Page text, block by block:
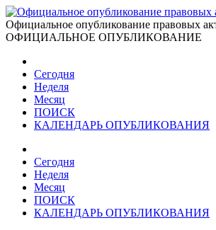
Официальное опубликование правовых
ОФИЦИАЛЬНОЕ ОПУБЛИКОВАНИЕ
Сегодня
Неделя
Месяц
ПОИСК
КАЛЕНДАРЬ ОПУБЛИКОВАНИЯ
Сегодня
Неделя
Месяц
ПОИСК
КАЛЕНДАРЬ ОПУБЛИКОВАНИЯ